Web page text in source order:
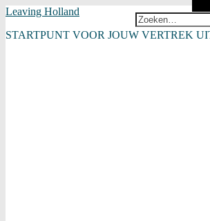
Leaving Holland
STARTPUNT VOOR JOUW VERTREK